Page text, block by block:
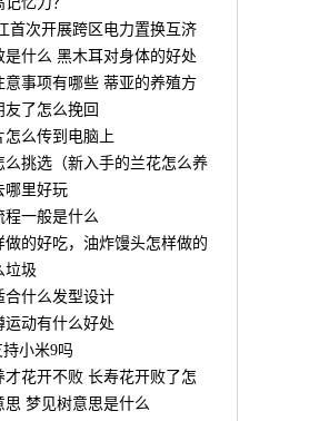
首次开展跨区电力置换互济
是什么 黑木耳对身体的好处
意事项有哪些 蒂亚的养殖方
了怎么挽回
怎么传到电脑上
么挑选（新入手的兰花怎么养
哪里好玩
程一般是什么
做的好吃，油炸馒头怎样做的
垃圾
合什么发型设计
运动有什么好处
小米9吗
才花开不败 长寿花开败了怎
思 梦见树意思是什么